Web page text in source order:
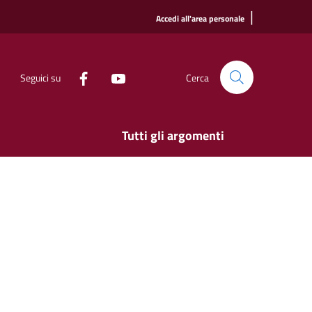
Accedi all'area personale |
Seguici su Cerca
Tutti gli argomenti